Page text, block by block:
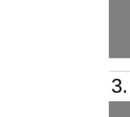
3.